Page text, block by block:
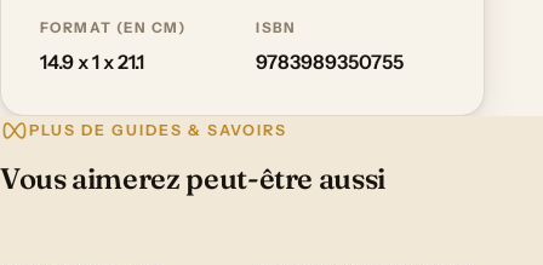
FORMAT (EN CM)
14.9 x 1 x 21.1
ISBN
9783989350755
PLUS DE GUIDES & SAVOIRS
Vous aimerez peut-être aussi